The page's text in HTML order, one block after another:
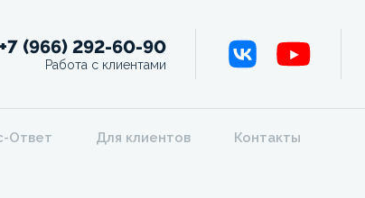
+7 (966) 292-60-90
Работа с клиентами
Ответ Для клиентов Контакты